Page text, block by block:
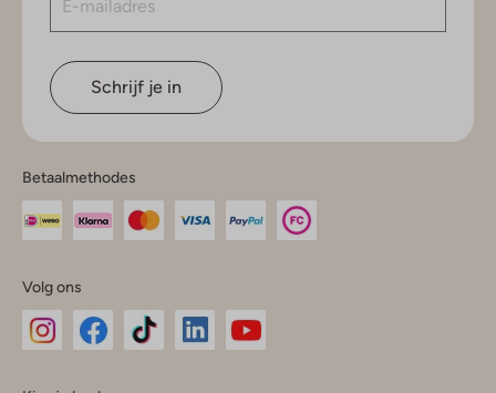
Schrijf je in
Betaalmethodes
Volg ons